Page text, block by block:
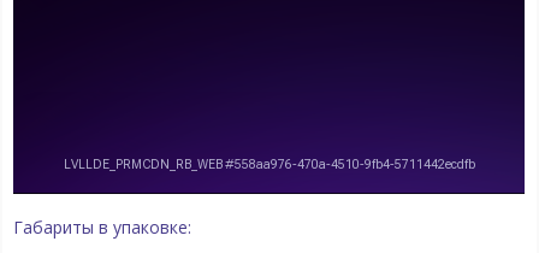
Габариты в упаковке: